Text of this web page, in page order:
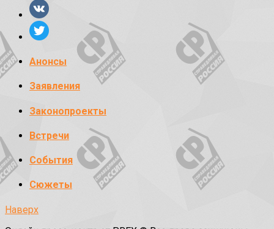
Анонсы
Заявления
Законопроекты
Встречи
События
Сюжеты
Наверх